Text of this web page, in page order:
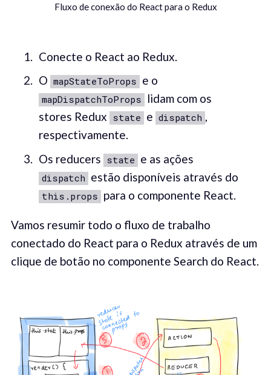
Fluxo de conexão do React para o Redux
Conecte o React ao Redux.
O mapStateToProps e o
mapDispatchToProps lidam com os
stores Redux state e dispatch ,
respectivamente.
Os reducers state e as ações
dispatch estão disponíveis através do
this.props para o componente React.
Vamos resumir todo o fluxo de trabalho
conectado do React para o Redux através de um
clique de botão no componente Search do React.